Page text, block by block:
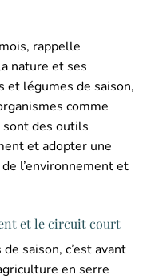
rappelle
nature et ses
et légumes de saison,
comme
sont des outils
et adopter une
l’environnement et
et le circuit court
saison, c’est avant
en serre